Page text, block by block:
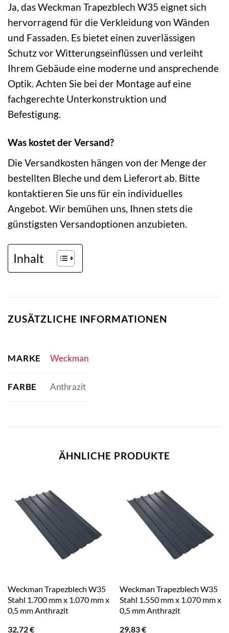
Ja, das Weckman Trapezblech W35 eignet sich
hervorragend für die Verkleidung von Wänden
und Fassaden. Es bietet einen zuverlässigen
Schutz vor Witterungseinflüssen und verleiht
Ihrem Gebäude eine moderne und ansprechende
Optik. Achten Sie bei der Montage auf eine
fachgerechte Unterkonstruktion und
Befestigung.
Was kostet der Versand?
Die Versandkosten hängen von der Menge der
bestellten Bleche und dem Lieferort ab. Bitte
kontaktieren Sie uns für ein individuelles
Angebot. Wir bemühen uns, Ihnen stets die
günstigsten Versandoptionen anzubieten.
Inhalt
ZUSÄTZLICHE INFORMATIONEN
MARKE Weckman
FARBE Anthrazit
ÄHNLICHE PRODUKTE
Weckman Trapezblech W35
Stahl 1.700 mm x 1.070 mm x
0,5 mm Anthrazit
32,72€
Weckman Trapezblech W35
Stahl 1.550 mm x 1.070 mm x
0,5 mm Anthrazit
29,83€